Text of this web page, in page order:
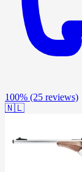
100% (25 reviews)
🇳🇱